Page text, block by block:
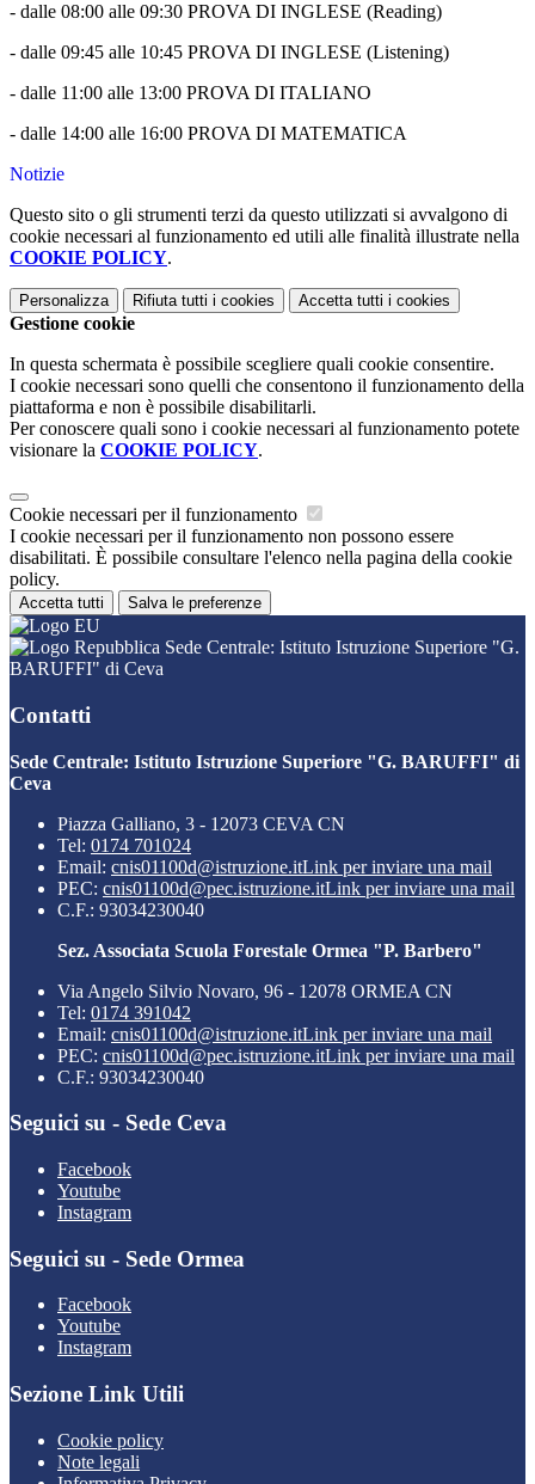
- dalle 08:00 alle 09:30 PROVA DI INGLESE (Reading)
- dalle 09:45 alle 10:45 PROVA DI INGLESE (Listening)
- dalle 11:00 alle 13:00 PROVA DI ITALIANO
- dalle 14:00 alle 16:00 PROVA DI MATEMATICA
Notizie
Questo sito o gli strumenti terzi da questo utilizzati si avvalgono di
cookie necessari al funzionamento ed utili alle finalità illustrate nella
COOKIE POLICY.
Personalizza Rifiuta tutti i cookies Accetta tutti i cookies
Gestione cookie
In questa schermata è possibile scegliere quali cookie consentire.
I cookie necessari sono quelli che consentono il funzionamento della
piattaforma e non è possibile disabilitarli.
Per conoscere quali sono i cookie necessari al funzionamento potete
visionare la COOKIE POLICY.
Cookie necessari per il funzionamento
I cookie necessari per il funzionamento non possono essere
disabilitati. È possibile consultare l'elenco nella pagina della cookie
policy.
Accetta tutti Salva le preferenze
Sede Centrale: Istituto Istruzione Superiore "G.
BARUFFI" di Ceva
Contatti
Sede Centrale: Istituto Istruzione Superiore "G. BARUFFI" di
Ceva
Piazza Galliano, 3 - 12073 CEVA CN
Tel: 0174 701024
Email: cnis01100d@istruzione.itLink per inviare una mail
PEC: cnis01100d@pec.istruzione.itLink per inviare una mail
C.F.: 93034230040
Sez. Associata Scuola Forestale Ormea "P. Barbero"
Via Angelo Silvio Novaro, 96 - 12078 ORMEA CN
Tel: 0174 391042
Email: cnis01100d@istruzione.itLink per inviare una mail
PEC: cnis01100d@pec.istruzione.itLink per inviare una mail
C.F.: 93034230040
Seguici su - Sede Ceva
Facebook
Youtube
Instagram
Seguici su - Sede Ormea
Facebook
Youtube
Instagram
Sezione Link Utili
Cookie policy
Note legali